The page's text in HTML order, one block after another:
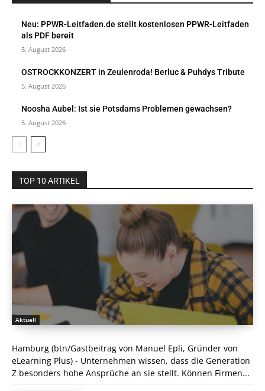
Neu: PPWR-Leitfaden.de stellt kostenlosen PPWR-Leitfaden
als PDF bereit
5. August 2026
OSTROCKKONZERT in Zeulenroda! Berluc & Puhdys Tribute
5. August 2026
Noosha Aubel: Ist sie Potsdams Problemen gewachsen?
5. August 2026
TOP 10 ARTIKEL
Aktuell
Hamburg (btn/Gastbeitrag von Manuel Epli, Gründer von
eLearning Plus) - Unternehmen wissen, dass die Generation
Z besonders hohe Ansprüche an sie stellt. Können Firmen...